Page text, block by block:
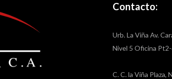
Contacto:
Urb. La Viña Av.
Nivel 5 Oficina
C. C. la Viña Plaza,